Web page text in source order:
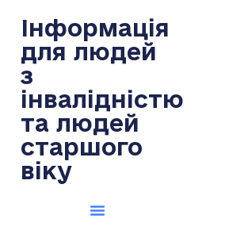
Інформація
для людей
з
інвалідністю
та людей
старшого
віку